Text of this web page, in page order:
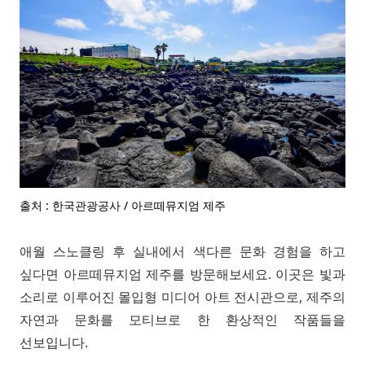
출처 : 한국관광공사 / 아르떼뮤지엄 제주
애월 스노클링 후 실내에서 색다른 문화 경험을 하고
싶다면 아르떼뮤지엄 제주를 방문해보세요. 이곳은 빛과
소리로 이루어진 몰입형 미디어 아트 전시관으로, 제주의
자연과 문화를 모티브로 한 환상적인 작품들을
선보입니다.